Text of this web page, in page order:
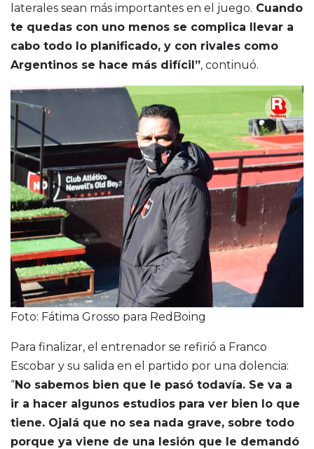
laterales sean más importantes en el juego. Cuando
te quedas con uno menos se complica llevar a
cabo todo lo planificado, y con rivales como
Argentinos se hace más difícil”, continuó.
Foto: Fátima Grosso para RedBoing
Para finalizar, el entrenador se refirió a Franco
Escobar y su salida en el partido por una dolencia:
“No sabemos bien que le pasó todavía. Se va a
ir a hacer algunos estudios para ver bien lo que
tiene. Ojalá que no sea nada grave, sobre todo
porque ya viene de una lesión que le demandó